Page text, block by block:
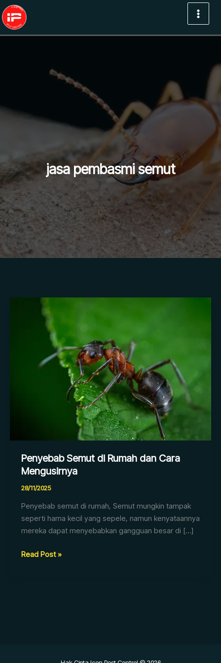
Lewati
ke
konten
jasa pembasmi semut
Penyebab Semut di Rumah dan Cara
Mengusirnya
28/11/2025
Penyebab semut di rumah, Semut mungkin tampak
seperti hama kecil yang sepele, namun kenyataannya
mereka dapat menyebabkan gangguan besar di […]
Penyebab
Semut
Read Post »